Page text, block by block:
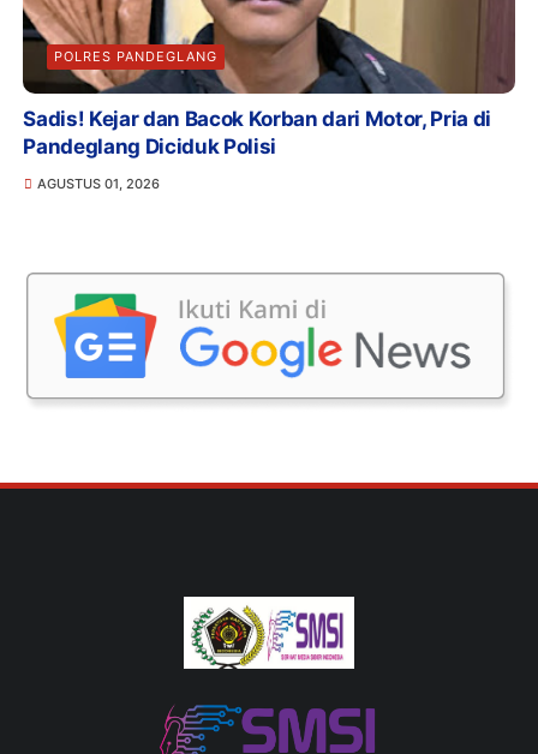
POLRES PANDEGLANG
Sadis! Kejar dan Bacok Korban dari Motor, Pria di
Pandeglang Diciduk Polisi
AGUSTUS 01, 2026